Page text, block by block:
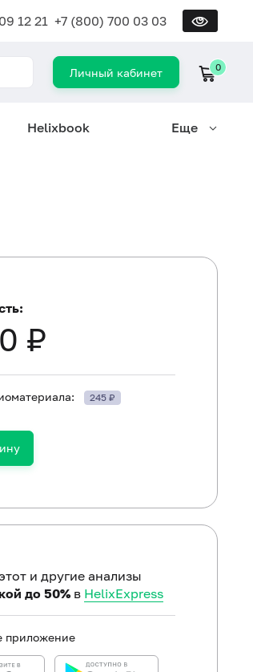
12 21 +7 (800) 700 03 03
Личный кабинет 0
Helixbook Еще
до исследования.
₽
245 ₽
и другие анализы
до 50% в HelixExpress
приложение